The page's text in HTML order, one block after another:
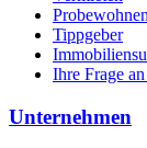
Tippgeber
Ihre Frage
Unternehmen